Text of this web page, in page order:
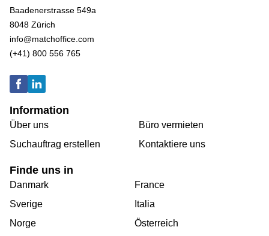
Baadenerstrasse 549a
8048 Zürich
info@matchoffice.com
(+41) 800 556 765
Information
Über uns
Suchauftrag erstellen
Büro vermieten
Kontaktiere uns
Finde uns in
Danmark
Sverige
Norge
France
Italia
Österreich